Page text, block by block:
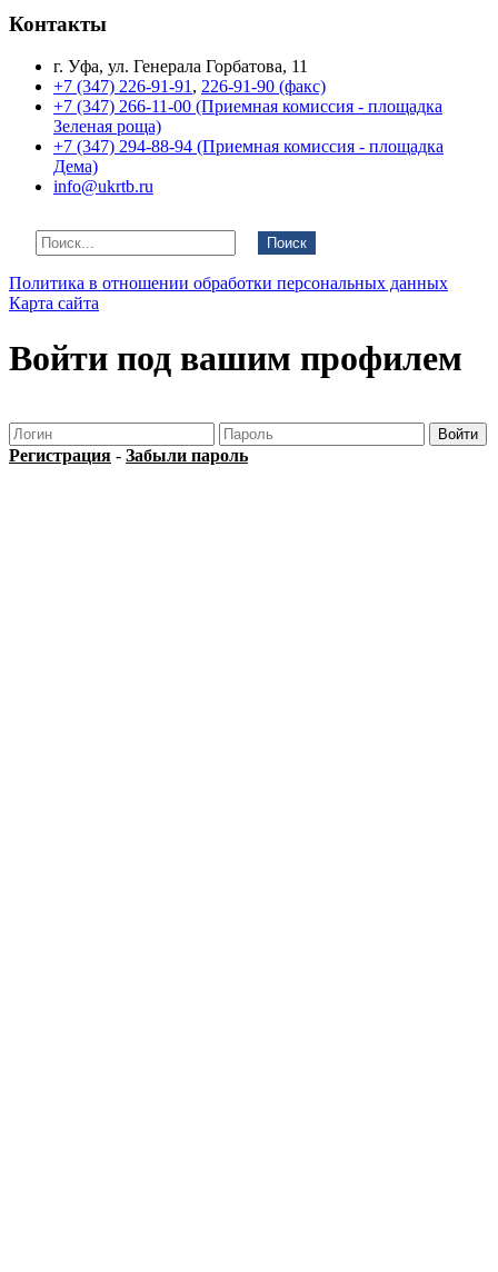
Контакты
г. Уфа, ул. Генерала Горбатова, 11
+7 (347) 226-91-91 , 226-91-90 (факс)
+7 (347) 266-11-00 (Приемная комиссия - площадка
Зеленая роща)
+7 (347) 294-88-94 (Приемная комиссия - площадка
Дема)
info@ukrtb.ru
Поиск
Политика в отношении обработки персональных данных
Карта сайта
Войти под вашим профилем
Регистрация - Забыли пароль